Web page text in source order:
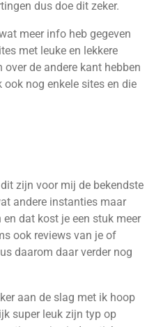
dus doe dit zeker.
meer info heb gegeven
met leuke en lekkere
de andere kant hebben
nog enkele sites en die
zijn voor mij de bekendste
andere instanties maar
dat kost je een stuk meer
ook reviews van je of
daarom daar verder nog
aan de slag met ik hoop
super leuk zijn typ op